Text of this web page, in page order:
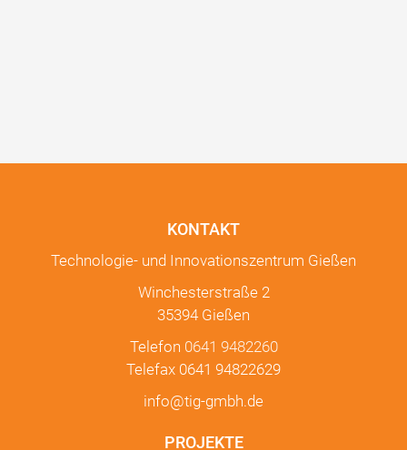
KONTAKT
Technologie- und Innovationszentrum Gießen
Winchesterstraße 2
35394 Gießen
Telefon 0641 9482260
Telefax 0641 94822629
info@tig-gmbh.de
PROJEKTE